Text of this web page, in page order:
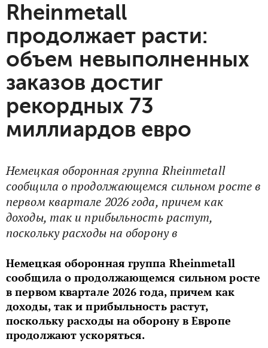
Rheinmetall
продолжает расти:
объем невыполненных
заказов достиг
рекордных 73
миллиардов евро
Немецкая оборонная группа Rheinmetall
сообщила о продолжающемся сильном росте в
первом квартале 2026 года, причем как
доходы, так и прибыльность растут,
поскольку расходы на оборону в
Немецкая оборонная группа Rheinmetall
сообщила о продолжающемся сильном росте
в первом квартале 2026 года, причем как
доходы, так и прибыльность растут,
поскольку расходы на оборону в Европе
продолжают ускоряться.